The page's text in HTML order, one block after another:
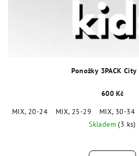
Ponožky 3PACK
600 Kč
MIX, 20-24
MIX, 25-29
MIX, 30-34
Skladem(3 ks)